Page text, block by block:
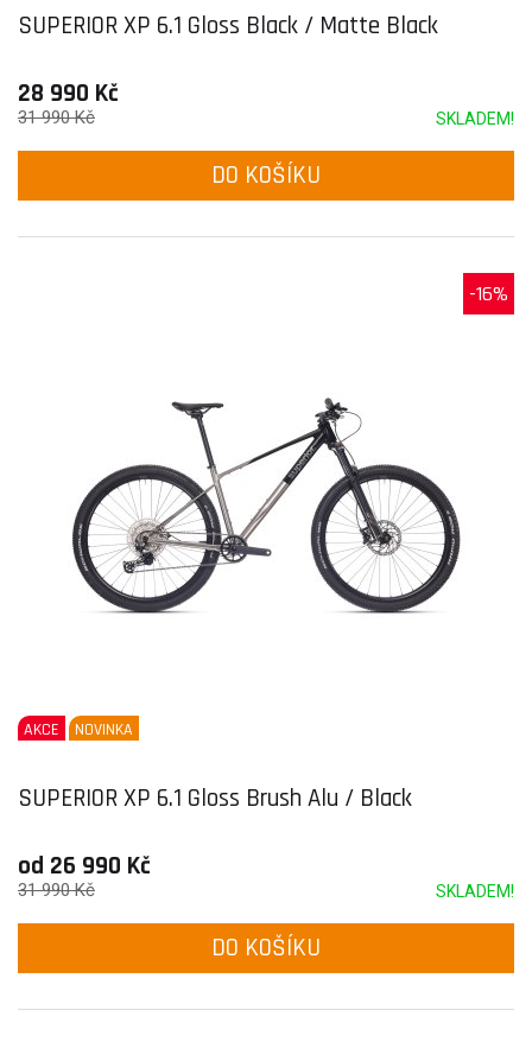
SUPERIOR XP 6.1 Gloss Black / Matte Black
28 990 Kč
SKLADEM!
31 990 Kč
DO KOŠÍKU
-16%
AKCE NOVINKA
SUPERIOR XP 6.1 Gloss Brush Alu / Black
od 26 990 Kč
SKLADEM!
31 990 Kč
DO KOŠÍKU